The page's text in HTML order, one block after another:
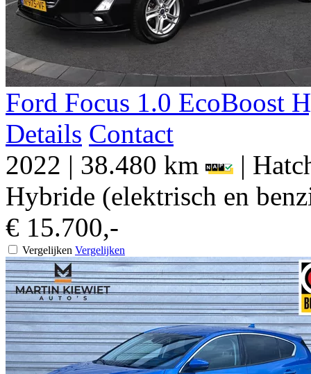
Ford Focus 1.0 EcoBoost
Details Contact
2022 | 38.480 km |
Hybride (elektrisch en
€ 15.700,-
Vergelijken Vergelijken